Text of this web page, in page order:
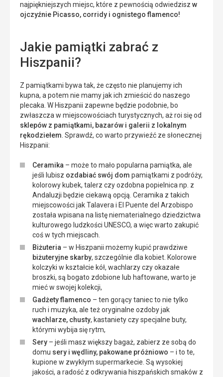
najpiękniejszych miejsc, które z pewnością odwiedzisz w
ojczyźnie Picasso, corridy i ognistego flamenco!
Jakie pamiątki zabrać z
Hiszpanii?
Z pamiątkami bywa tak, że często nie planujemy ich
kupna, a potem nie mamy jak ich zmieścić do naszego
plecaka. W Hiszpanii zapewne będzie podobnie, bo
zwłaszcza w miejscowościach turystycznych, aż roi się od
sklepów z pamiątkami, bazarów i galerii z lokalnym
rękodziełem. Sprawdź, co warto przywieźć ze słonecznej
Hiszpanii:
Ceramika – może to mało popularna pamiątka, ale
jeśli lubisz ozdabiać swój dom pamiątkami z podróży,
kolorowy kubek, talerz czy ozdobna popielnica np. z
Andaluzji będzie ciekawą opcją. Ceramika z takich
miejscowości jak Talavera i El Puente del Arzobispo
została wpisana na listę niematerialnego dziedzictwa
kulturowego ludzkości UNESCO, a więc warto zakupić
coś w tych miejscach.
Biżuteria – w Hiszpanii możemy kupić prawdziwe
biżuteryjne skarby, szczególnie dla kobiet. Kolorowe
kolczyki w kształcie kół, wachlarzy czy okazałe
broszki, są bogato zdobione lub haftowane, warto je
mieć w swojej kolekcji,
Gadżety flamenco – ten gorący taniec to nie tylko
ruch i muzyka, ale też oryginalne ozdoby jak
wachlarze, chusty, kastaniety czy specjalne buty,
którymi wybija się rytm,
Sery – jeśli masz większy bagaż, zabierz ze sobą do
domu sery i wędliny, pakowane próżniowo – i to te,
kupione w zwykłym supermarkecie. Są wysokiej
jakości, a radość z odkrywania hiszpańskich smaków z